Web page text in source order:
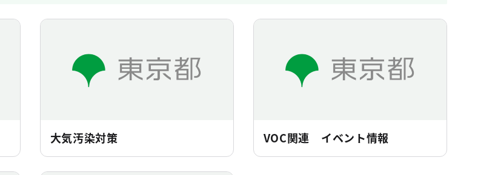
大気汚染対策 VOC関連 イベント情報